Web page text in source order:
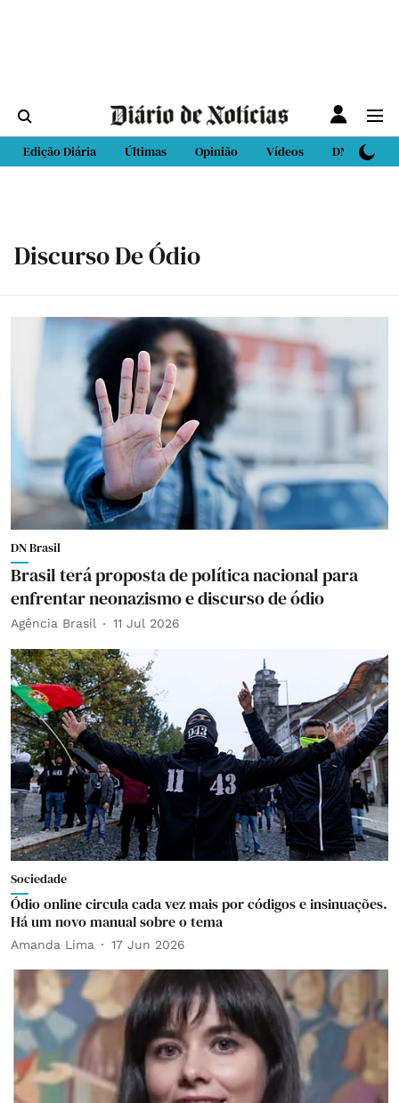
Edição Diária Últimas Opinião Vídeos DN Sport
Discurso De Ódio
DN Brasil
Brasil terá proposta de política nacional para
enfrentar neonazismo e discurso de ódio
Agência Brasil 11 Jul 2026
Sociedade
Ódio online circula cada vez mais por códigos e insinuações.
Há um novo manual sobre o tema
Amanda Lima 17 Jun 2026